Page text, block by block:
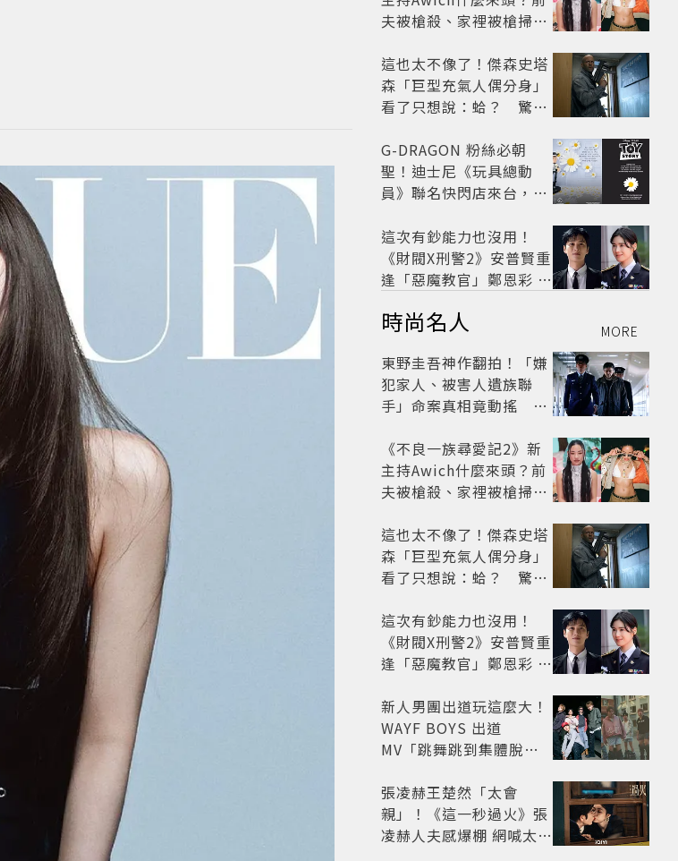
夫被槍殺、家裡被槍掃射
馬！
這也太不像了！傑森史塔
森「巨型充氣人偶分身」
看了只想說：蛤？ 驚喜
G-DRAGON 粉絲必朝
聖！迪士尼《玩具總動
員》聯名快閃店來台，限
這次有鈔能力也沒用！
《財閥X刑警2》安普賢重
逢「惡魔教官」鄭恩彩 首
紅盤
時尚名人 MORE
東野圭吾神作翻拍！「嫌
犯家人、被害人遺族聯
手」命案真相竟動搖
框架展開
《不良一族尋愛記2》新
主持Awich什麼來頭？前
夫被槍殺、家裡被槍掃射
馬！
這也太不像了！傑森史塔
森「巨型充氣人偶分身」
看了只想說：蛤？ 驚喜
這次有鈔能力也沒用！
《財閥X刑警2》安普賢重
逢「惡魔教官」鄭恩彩 首
紅盤
新人男團出道玩這麼大！
WAYF BOYS 出道
MV「跳舞跳到集體脫
影片爆紅
張凌赫王楚然「太會
親」！《這一秒過火》張
凌赫人夫感爆棚 網喊太有